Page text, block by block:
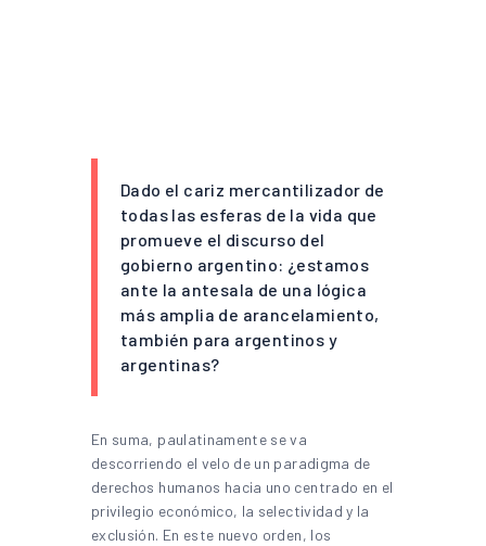
Dado el cariz mercantilizador de
todas las esferas de la vida que
promueve el discurso del
gobierno argentino: ¿estamos
ante la antesala de una lógica
más amplia de arancelamiento,
también para argentinos y
argentinas?
En suma, paulatinamente se va
descorriendo el velo de un paradigma de
derechos humanos hacia uno centrado en el
privilegio económico, la selectividad y la
exclusión. En este nuevo orden, los